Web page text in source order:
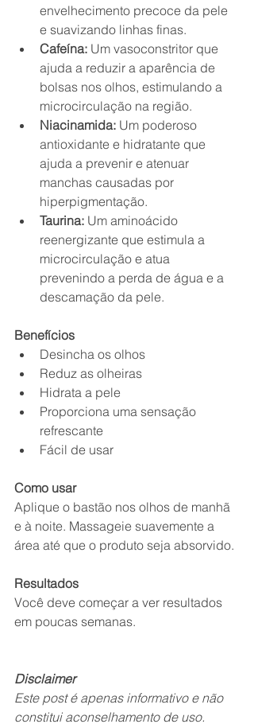
envelhecimento precoce da pele
e suavizando linhas finas.
Cafeína: Um vasoconstritor que
ajuda a reduzir a aparência de
bolsas nos olhos, estimulando a
microcirculação na região.
Niacinamida: Um poderoso
antioxidante e hidratante que
ajuda a prevenir e atenuar
manchas causadas por
hiperpigmentação.
Taurina: Um aminoácido
reenergizante que estimula a
microcirculação e atua
prevenindo a perda de água e a
descamação da pele.
Benefícios
Desincha os olhos
Reduz as olheiras
Hidrata a pele
Proporciona uma sensação
refrescante
Fácil de usar
Como usar
Aplique o bastão nos olhos de manhã
e à noite. Massageie suavemente a
área até que o produto seja absorvido.
Resultados
Você deve começar a ver resultados
em poucas semanas.
Disclaimer
Este post é apenas informativo e não
constitui aconselhamento de uso.